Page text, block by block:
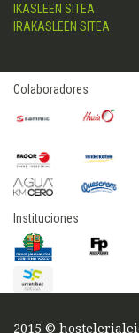
IKASLEEN SITEA
IRAKASLEEN SITEA
Colaboradores
Instituciones
2015 ©